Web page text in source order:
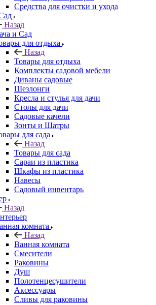
Средства для очистки и ухода
Назад
и Сад
для отдыха
Назад
Товары для отдыха
Комплекты садовой мебели
Диваны садовые
Шезлонги
Кресла и стулья для дачи
Столы для дачи
Садовые качели
Зонты и Шатры
для сада
Назад
Товары для сада
Сараи из пластика
Шкафы из пластика
Навесы
Садовый инвентарь
Назад
комната
Назад
Ванная комната
Смесители
Раковины
Душ
Полотенцесушители
Аксессуары
Сливы для раковины